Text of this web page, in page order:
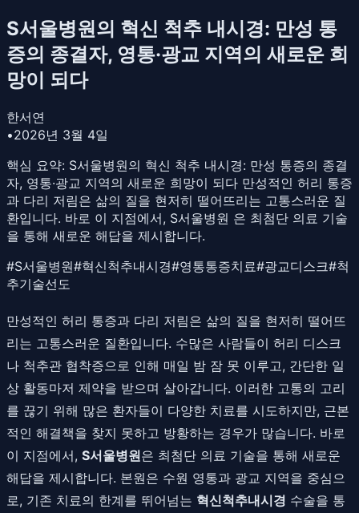
S서울병원의 혁신 척추 내시경: 만성 통
증의 종결자, 영통·광교 지역의 새로운 희
망이 되다
한서연
•2026년 3월 4일
핵심 요약: S서울병원의 혁신 척추 내시경: 만성 통증의 종결
자, 영통·광교 지역의 새로운 희망이 되다 만성적인 허리 통증
과 다리 저림은 삶의 질을 현저히 떨어뜨리는 고통스러운 질
환입니다. 바로 이 지점에서, S서울병원 은 최첨단 의료 기술
을 통해 새로운 해답을 제시합니다.
#S서울병원#혁신척추내시경#영통통증치료#광교디스크#척
추기술선도
만성적인 허리 통증과 다리 저림은 삶의 질을 현저히 떨어뜨
리는 고통스러운 질환입니다. 수많은 사람들이 허리 디스크
나 척추관 협착증으로 인해 매일 밤 잠 못 이루고, 간단한 일
상 활동마저 제약을 받으며 살아갑니다. 이러한 고통의 고리
를 끊기 위해 많은 환자들이 다양한 치료를 시도하지만, 근본
적인 해결책을 찾지 못하고 방황하는 경우가 많습니다. 바로
이 지점에서, S서울병원은 최첨단 의료 기술을 통해 새로운
해답을 제시합니다. 본원은 수원 영통과 광교 지역을 중심으
로, 기존 치료의 한계를 뛰어넘는 혁신척추내시경 수술을 통